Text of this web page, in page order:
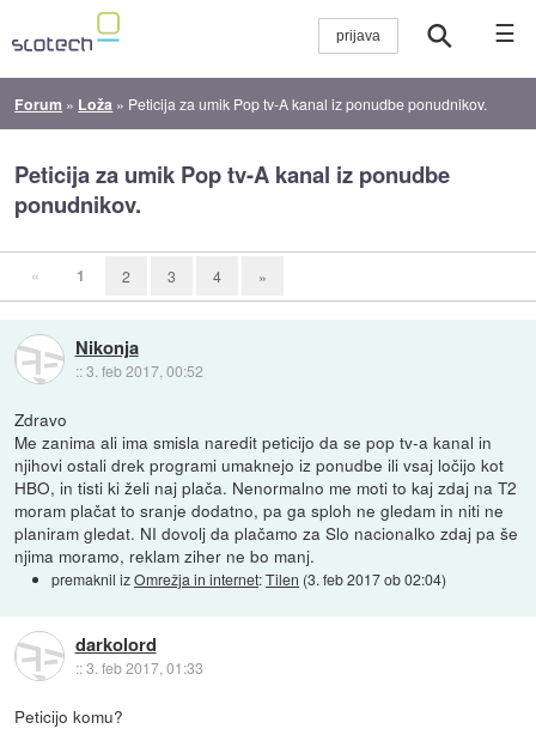
☰
Forum » Loža » Peticija za umik Pop tv-A kanal iz ponudbe ponudnikov.
Peticija za umik Pop tv-A kanal iz ponudbe
ponudnikov.
« 1 2 3 4 »
Nikonja
::3. feb 2017, 00:52
Zdravo
Me zanima ali ima smisla naredit peticijo da se pop tv-a kanal in
njihovi ostali drek programi umaknejo iz ponudbe ili vsaj ločijo kot
HBO, in tisti ki želi naj plača. Nenormalno me moti to kaj zdaj na T2
moram plačat to sranje dodatno, pa ga sploh ne gledam in niti ne
planiram gledat. NI dovolj da plačamo za Slo nacionalko zdaj pa še
njima moramo, reklam ziher ne bo manj.
premaknil izOmrežja in internet:Tilen (3. feb 2017 ob 02:04)
darkolord
::3. feb 2017, 01:33
Peticijo komu?